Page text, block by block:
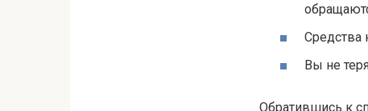
Средства
Вы не
Обратившись к